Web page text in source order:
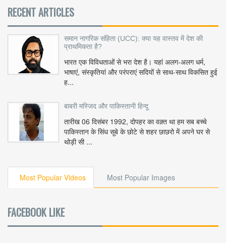
RECENT ARTICLES
समान नागरिक संहिता (UCC): क्या यह वास्तव में देश की
प्राथमिकता है?
भारत एक विविधताओं से भरा देश है। यहां अलग-अलग धर्म,
भाषाएं, संस्कृतियां और परंपराएं सदियों से साथ-साथ विकसित हुई
ह...
बाबरी मस्जिद और पाकिस्तानी हिन्दू
तारीख 06 दिसंबर 1992, दोपहर का वक़्त था हम सब बच्चे
पाकिस्तान के सिंध सूबे के छोटे से शहर छाछरो में अपने घर से
थोड़ी सी ...
Most Popular Videos Most Popular Images
FACEBOOK LIKE